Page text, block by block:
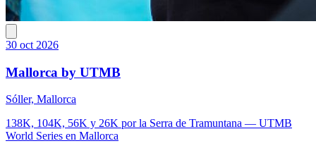
30 oct 2026
Mallorca by UTMB
Sóller, Mallorca
138K, 104K, 56K y 26K por la Serra de Tramuntana — UTMB
World Series en Mallorca